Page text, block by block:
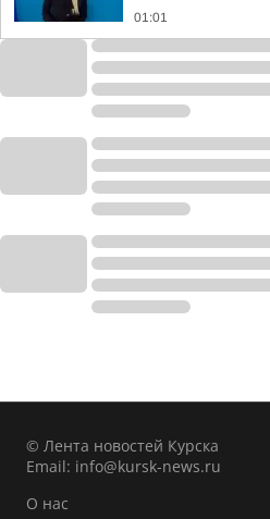
01:01
© Лента новостей Курска
Email: info@kursk-news.ru
О нас